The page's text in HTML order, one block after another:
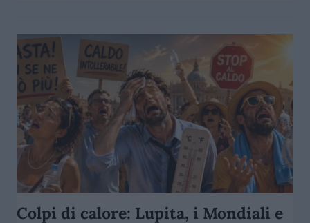
Colpi di calore: Lupita, i Mondiali e